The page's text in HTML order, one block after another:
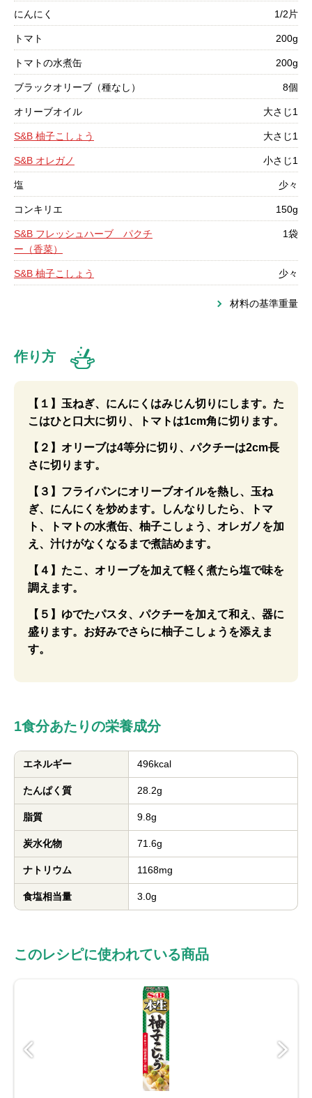
にんにく 1/2片
トマト 200g
トマトの水煮缶 200g
ブラックオリーブ（種なし） 8個
オリーブオイル 大さじ1
S&B 柚子こしょう 大さじ1
S&B オレガノ 小さじ1
塩 少々
コンキリエ 150g
S&B フレッシュハーブ パクチ
ー（香菜）
1袋
S&B 柚子こしょう 少々
材料の基準重量
作り方
【１】玉ねぎ、にんにくはみじん切りにします。た
こはひと口大に切り、トマトは1cm角に切ります。
【２】オリーブは4等分に切り、パクチーは2cm長
さに切ります。
【３】フライパンにオリーブオイルを熱し、玉ね
ぎ、にんにくを炒めます。しんなりしたら、トマ
ト、トマトの水煮缶、柚子こしょう、オレガノを加
え、汁けがなくなるまで煮詰めます。
【４】たこ、オリーブを加えて軽く煮たら塩で味を
調えます。
【５】ゆでたパスタ、パクチーを加えて和え、器に
盛ります。お好みでさらに柚子こしょうを添えま
す。
1食分あたりの栄養成分
エネルギー 496kcal
たんぱく質 28.2g
脂質 9.8g
炭水化物 71.6g
ナトリウム 1168mg
食塩相当量 3.0g
このレシピに使われている商品